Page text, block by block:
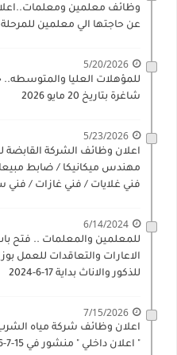
وظائف معلمين
عن حاجتها الي معلمين للمرحلة
5/20/2026
للمؤهلات العليا
شاغرة بتاريخ 20 مايو 2026
5/23/2026
اعلان وظائف الشركة
مهندس ميكانيكا / ضابط
فني غلايات / فني غازات / فني
6/14/2024
للمعلمين والمعلمات .. فتح
الاعارات والتعاقدات للعمل
للذكور والاناث بداية 17-6-2024
7/15/2026
اعلان وظائف شركة مياه
" اعلان داخلي " منشور في 15-7-2026